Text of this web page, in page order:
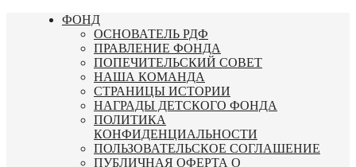
Перейти
ФОНД
ОСНОВАТЕЛЬ РДФ
ПРАВЛЕНИЕ ФОНДА
ПОПЕЧИТЕЛЬСКИЙ СОВЕТ
НАША КОМАНДА
СТРАНИЦЫ ИСТОРИИ
НАГРАДЫ ДЕТСКОГО ФОНДА
ПОЛИТИКА
КОНФИДЕНЦИАЛЬНОСТИ
ПОЛЬЗОВАТЕЛЬСКОЕ СОГЛАШЕНИЕ
ПУБЛИЧНАЯ ОФЕРТА О